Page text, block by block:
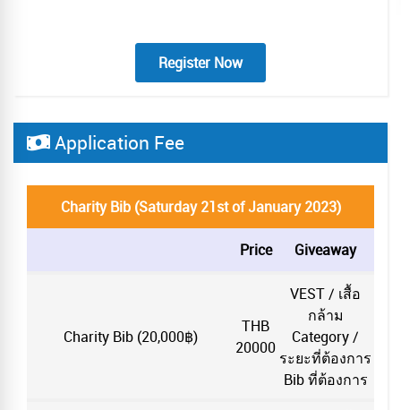
Register Now
Application Fee
Charity Bib (Saturday 21st of January 2023)
Price Giveaway
Charity Bib (20,000฿)
THB
20000
VEST / เสื้อ
กล้าม
Category /
ระยะที่ต้องการ
Bib ที่ต้องการ